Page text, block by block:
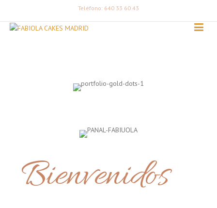
Teléfono: 640 33 60 43
Bienvenidos